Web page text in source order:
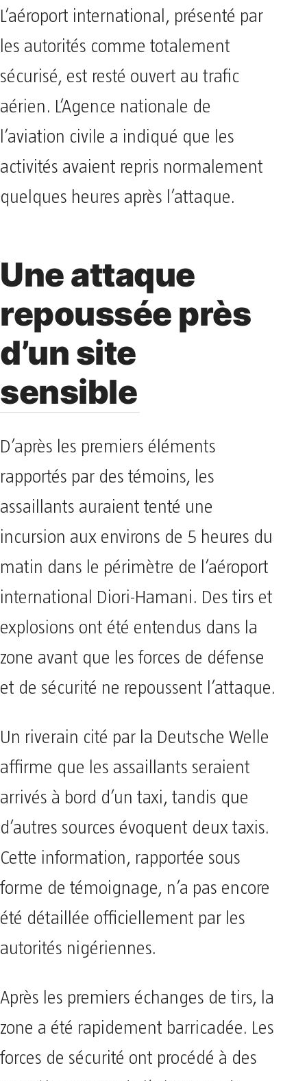
L’aéroport international, présenté par
les autorités comme totalement
sécurisé, est resté ouvert au trafic
aérien. L’Agence nationale de
l’aviation civile a indiqué que les
activités avaient repris normalement
quelques heures après l’attaque.
Une attaque
repoussée près
d’un site
sensible
D’après les premiers éléments
rapportés par des témoins, les
assaillants auraient tenté une
incursion aux environs de 5 heures du
matin dans le périmètre de l’aéroport
international Diori-Hamani. Des tirs et
explosions ont été entendus dans la
zone avant que les forces de défense
et de sécurité ne repoussent l’attaque.
Un riverain cité par la Deutsche Welle
affirme que les assaillants seraient
arrivés à bord d’un taxi, tandis que
d’autres sources évoquent deux taxis.
Cette information, rapportée sous
forme de témoignage, n’a pas encore
été détaillée officiellement par les
autorités nigériennes.
Après les premiers échanges de tirs, la
zone a été rapidement barricadée. Les
forces de sécurité ont procédé à des